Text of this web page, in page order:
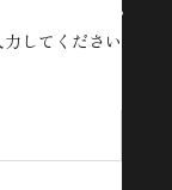
ショップ
してください